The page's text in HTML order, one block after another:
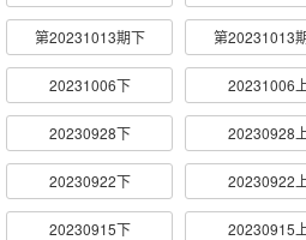
第20231013期下 第20231013
20231006下 20231006
20230928下 20230928
20230922下 20230922
20230915下 20230915